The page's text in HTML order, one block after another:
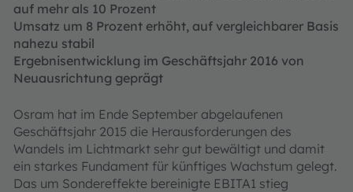
auf mehr als 10 Prozent
Umsatz um 8 Prozent erhöht, auf vergleichbarer Basis
nahezu stabil
Ergebnisentwicklung im Geschäftsjahr 2016 von
Neuausrichtung geprägt
Osram hat im Ende September abgelaufenen
Geschäftsjahr 2015 die Herausforderungen des
Wandels im Lichtmarkt sehr gut bewältigt und damit
ein starkes Fundament für künftiges Wachstum gelegt.
Das um Sondereffekte bereinigte EBITA1 stieg